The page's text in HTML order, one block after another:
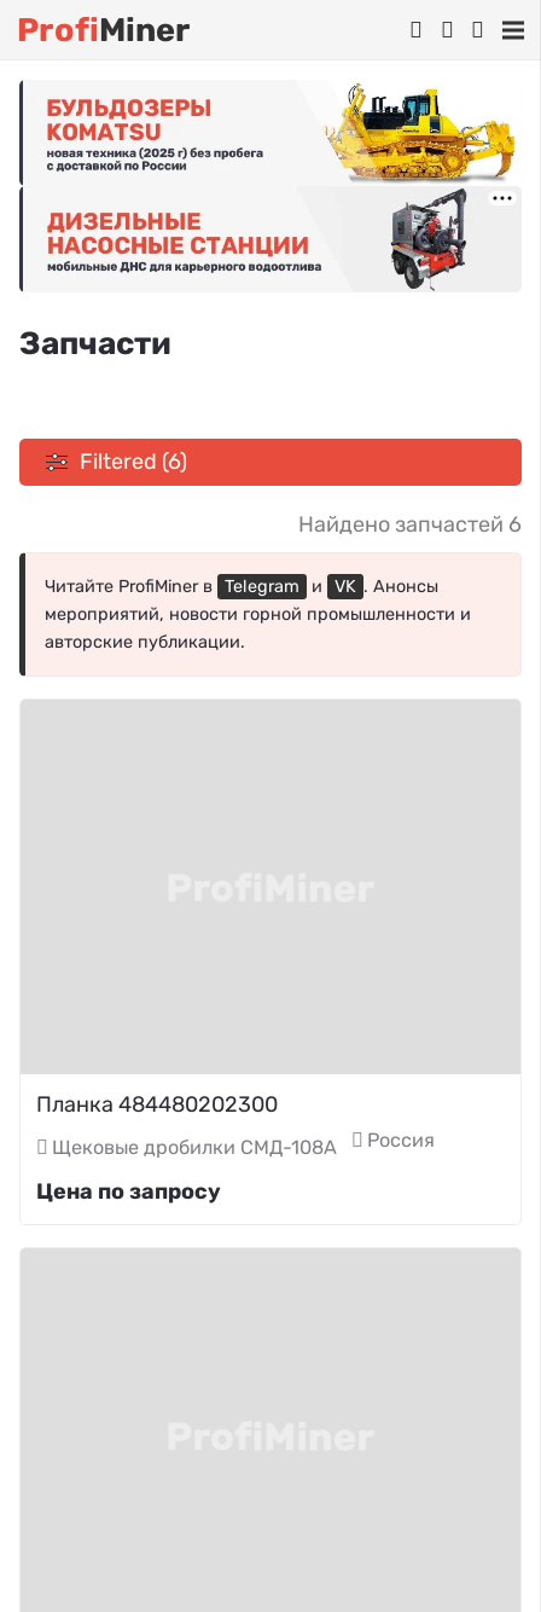
ProfiMiner
Запчасти
Filtered (6)
Найдено запчастей 6
Читайте ProfiMiner в Telegram и VK . Анонсы
мероприятий, новости горной промышленности и
авторские публикации.
Планка 484480202300
Щековые дробилки СМД-108А Россия
Цена по запросу